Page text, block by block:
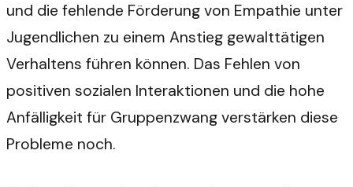
und die fehlende Förderung von Empathie unter
Jugendlichen zu einem Anstieg gewalttätigen
Verhaltens führen können. Das Fehlen von
positiven sozialen Interaktionen und die hohe
Anfälligkeit für Gruppenzwang verstärken diese
Probleme noch.